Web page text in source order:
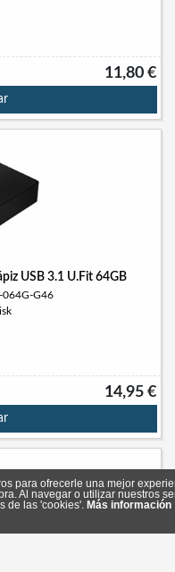
11,80 €
USB 3.1 U.Fit 64GB
064G-G46
14,95 €
para ofrecerle una mejor
Al navegar o utilizar nuestros
de las 'cookies'. Más información